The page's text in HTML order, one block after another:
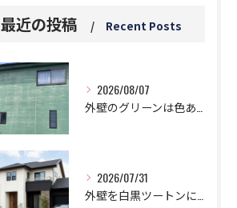
最近の投稿 Recent Posts
2026/08/07
2026/07/31